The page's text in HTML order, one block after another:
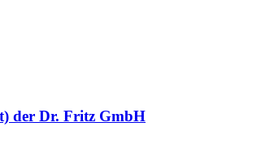
der Dr. Fritz GmbH